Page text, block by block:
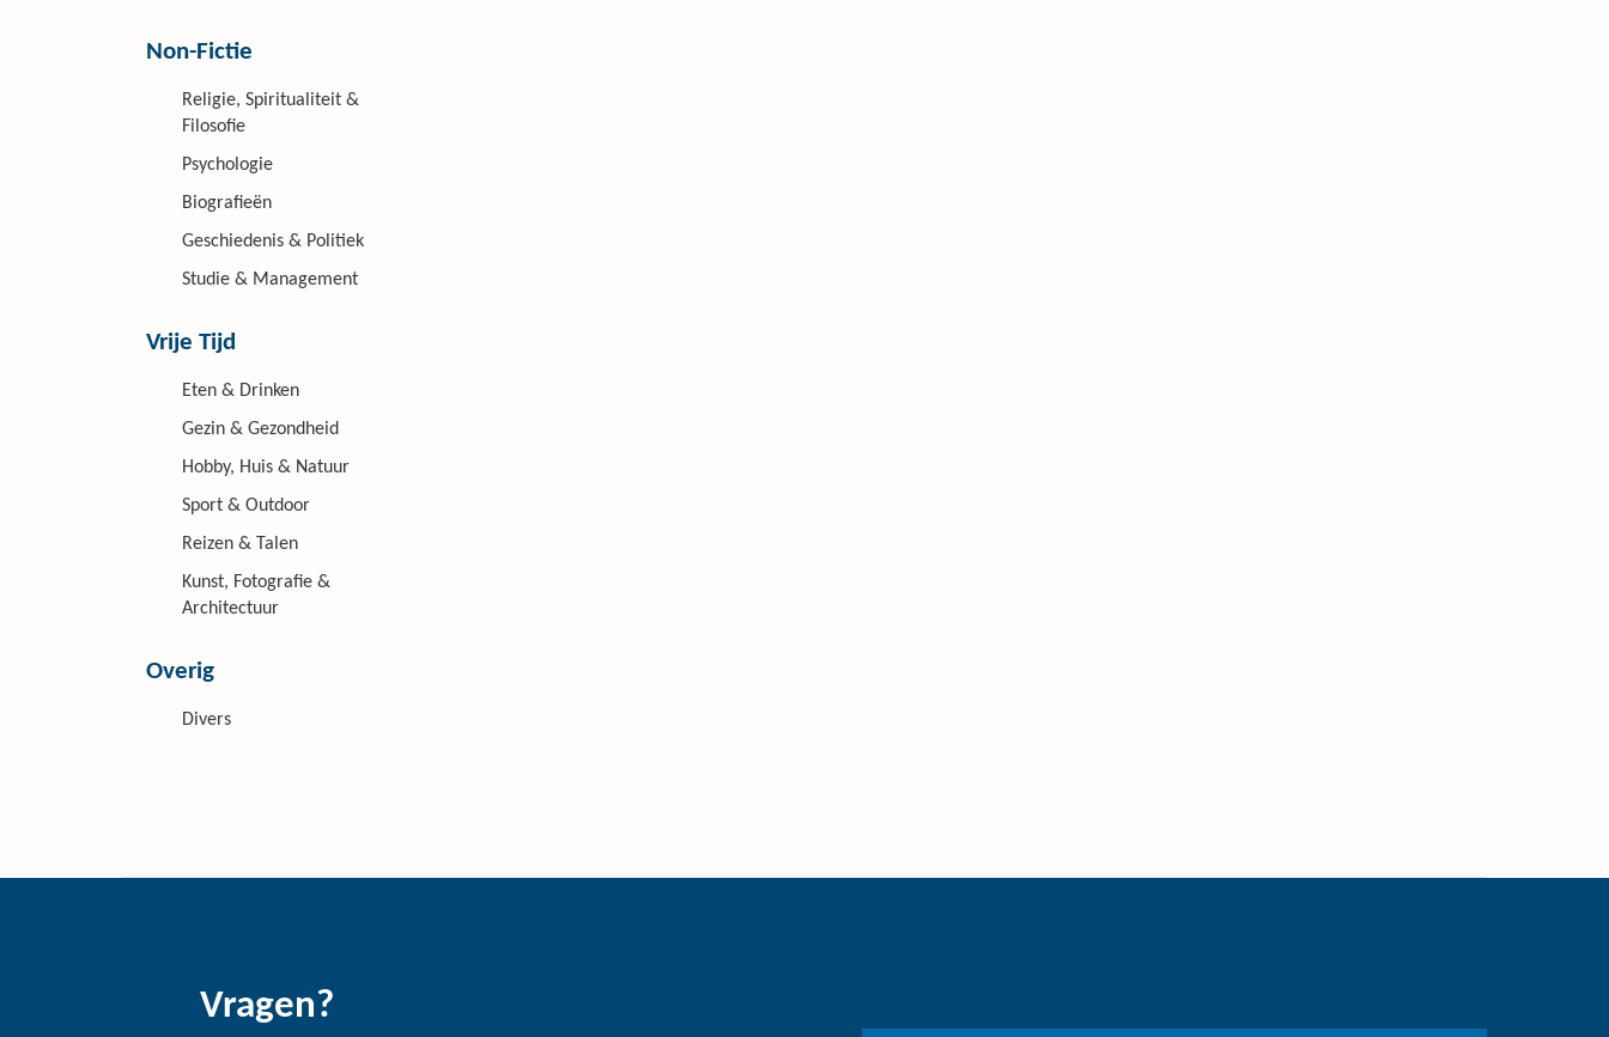
Non-Fictie
Religie, Spiritualiteit &
Filosofie
Psychologie
Biografieën
Geschiedenis & Politiek
Studie & Management
Vrije Tijd
Eten & Drinken
Gezin & Gezondheid
Hobby, Huis & Natuur
Sport & Outdoor
Reizen & Talen
Kunst, Fotografie &
Architectuur
Overig
Divers
Vragen?